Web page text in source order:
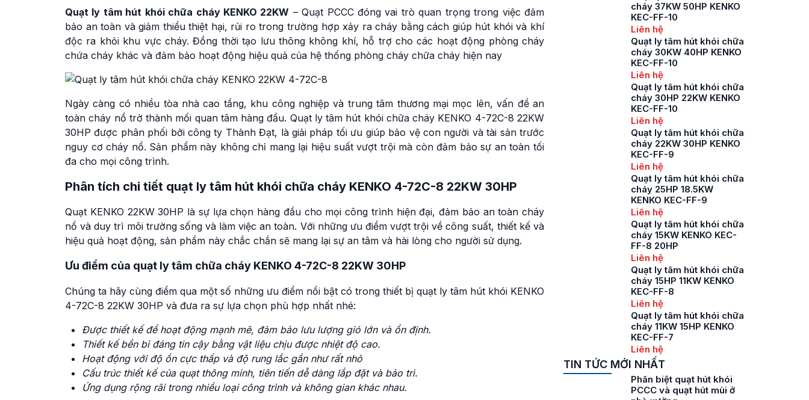
Quạt ly tâm hút khói chữa cháy KENKO 22KW – Quạt PCCC đóng vai trò quan trọng trong việc đảm
bảo an toàn và giảm thiểu thiệt hại, rủi ro trong trường hợp xảy ra cháy bằng cách giúp hút khói và khí
độc ra khỏi khu vực cháy. Đồng thời tạo lưu thông không khí, hỗ trợ cho các hoạt động phòng cháy
chứa cháy khác và đảm bảo hoạt động hiệu quả của hệ thống phòng cháy chữa cháy hiện nay
Ngày càng có nhiều tòa nhà cao tầng, khu công nghiệp và trung tâm thương mại mọc lên, vấn đề an
toàn cháy nổ trở thành mối quan tâm hàng đầu. Quạt ly tâm hút khói chữa cháy KENKO 4-72C-8 22KW
30HP được phân phối bởi công ty Thành Đạt, là giải pháp tối ưu giúp bảo vệ con người và tài sản trước
nguy cơ cháy nổ. Sản phẩm này không chỉ mang lại hiệu suất vượt trội mà còn đảm bảo sự an toàn tối
đa cho mọi công trình.
Phân tích chi tiết quạt ly tâm hút khói chữa cháy KENKO 4-72C-8 22KW 30HP
Quạt KENKO 22KW 30HP là sự lựa chọn hàng đầu cho mọi công trình hiện đại, đảm bảo an toàn cháy
nổ và duy trì môi trường sống và làm việc an toàn. Với những ưu điểm vượt trội về công suất, thiết kế và
hiệu quả hoạt động, sản phẩm này chắc chắn sẽ mang lại sự an tâm và hài lòng cho người sử dụng.
Ưu điểm của quạt ly tâm chữa cháy KENKO 4-72C-8 22KW 30HP
Chúng ta hãy cùng điểm qua một số những ưu điểm nổi bật có trong thiết bị quạt ly tâm hút khói KENKO
4-72C-8 22KW 30HP và đưa ra sự lựa chọn phù hợp nhất nhé:
Được thiết kế để hoạt động mạnh mẽ, đảm bảo lưu lượng gió lớn và ổn định.
Thiết kế bền bỉ đáng tin cậy bằng vật liệu chịu được nhiệt độ cao.
Hoạt động với độ ồn cực thấp và độ runglắc gần như rất nhỏ
Cấu trúc thiết kế của quạt thông minh, tiên tiến dễ dàng lắp đặt và bảo trì.
Ứng dụng rộng rãi trong nhiều loại công trình và không gian khác nhau.
cháy 37KW 50HP KENKO
KEC-FF-10
Liên hệ
Quạt ly tâm hút khói chữa
cháy 30KW 40HP KENKO
KEC-FF-10
Liên hệ
Quạt ly tâm hút khói chữa
cháy 30HP 22KW KENKO
KEC-FF-10
Liên hệ
Quạt ly tâm hút khói chữa
cháy 22KW 30HP KENKO
KEC-FF-9
Liên hệ
Quạt ly tâm hút khói chữa
cháy 25HP 18.5KW
KENKO KEC-FF-9
Liên hệ
Quạt ly tâm hút khói chữa
cháy 15KW KENKO KEC-
FF-8 20HP
Liên hệ
Quạt ly tâm hút khói chữa
cháy 15HP 11KW KENKO
KEC-FF-8
Liên hệ
Quạt ly tâm hút khói chữa
cháy 11KW 15HP KENKO
KEC-FF-7
Liên hệ
TIN TỨC MỚI NHẤT
Phân biệt quạt hút khói
PCCC và quạt hút mùi ở